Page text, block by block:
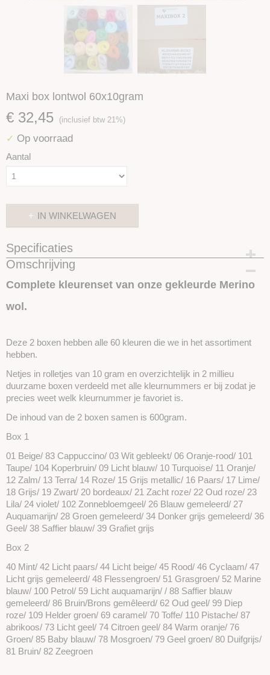
Maxi box lontwol 60x10gram
€ 32,45 (inclusief btw 21%)
✓ Op voorraad
Aantal
IN WINKELWAGEN
Specificaties
Productcode
Omschrijving
Complete kleurenset van onze gekleurde Merino
wol.
Deze 2 boxen hebben alle 60 kleuren die we in het assortiment
hebben.
Netjes in rolletjes van 10 gram en overzichtelijk in 2 millieu
duurzame boxen verdeeld met alle kleurnummers er bij zodat je
precies weet welk kleurnummer je favoriet is.
De inhoud van de 2 boxen samen is 600gram.
Box 1
01 Beige/ 83 Cappuccino/ 03 Wit gebleekt/ 06 Oranje-rood/ 101
Taupe/ 104 Koperbruin/ 09 Licht blauw/ 10 Turquoise/ 11 Oranje/
12 Zalm/ 13 Terra/ 14 Roze/ 15 Grijs metallic/ 16 Paars/ 17 Lime/
18 Grijs/ 19 Zwart/ 20 bordeaux/ 21 Zacht roze/ 22 Oud roze/ 23
Lila/ 24 violet/ 102 Zonnebloemgeel/ 26 Blauw gemeleerd/ 27
Auquamarijn/ 28 Groen gemeleerd/ 34 Donker grijs gemeleerd/ 36
Geel/ 38 Saffier blauw/ 39 Grafiet grijs
Box 2
40 Mint/ 42 Licht paars/ 44 Licht beige/ 45 Rood/ 46 Cyclaam/ 47
Licht grijs gemeleerd/ 48 Flessengroen/ 51 Grasgroen/ 52 Marine
blauw/ 100 Petrol/ 59 Licht auquamarijn/ / 88 Saffier blauw
gemeleerd/ 86 Bruin/Brons gemêleerd/ 62 Oud geel/ 99 Diep
roze/ 109 Helder groen/ 69 caramel/ 70 Toffe/ 110 Pistache/ 87
abrikoos/ 73 Licht geel/ 74 Citroen geel/ 84 Warm oranje/ 76
Groen/ 85 Baby blauw/ 78 Mosgroen/ 79 Geel groen/ 80 Duifgrijs/
81 Bruin/ 82 Zeegroen